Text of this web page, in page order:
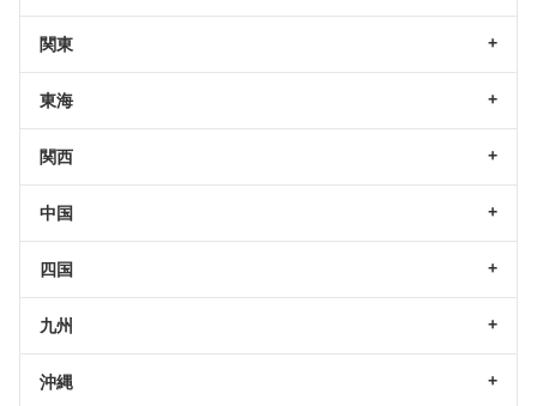
関東
東海
関西
中国
四国
九州
沖縄